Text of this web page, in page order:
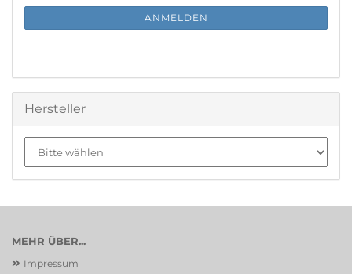
ANMELDEN
Hersteller
MEHR ÜBER...
Impressum